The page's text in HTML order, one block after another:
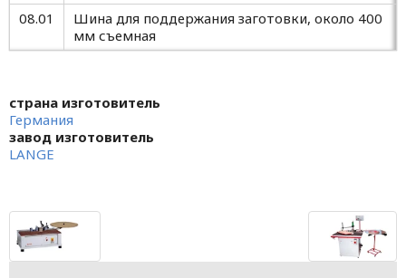
08.01
Шина для поддержания заготовки, около 400
мм съемная
страна изготовитель
Германия
завод изготовитель
LANGE